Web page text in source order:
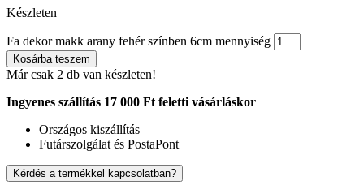
Készleten
Fa dekor makk arany fehér színben 6cm mennyiség
Kosárba teszem
Már csak 2 db van készleten!
Ingyenes szállítás 17 000 Ft feletti vásárláskor
Országos kiszállítás
Futárszolgálat és PostaPont
Kérdés a termékkel kapcsolatban?